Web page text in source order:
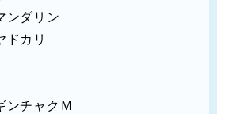
ンダリン
ドカリ
ンチャクＭ